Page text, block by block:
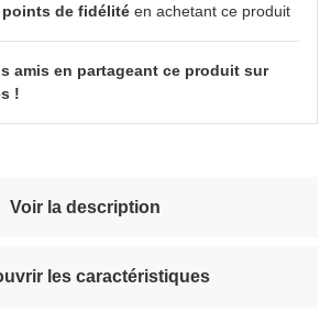
points de fidélitéen achetant ce produit
amis en partageant ce produit sur
!
Voir la description
les caractéristiques